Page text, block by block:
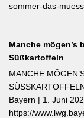
sommer-das-
bis Mitte Juli
Überwinterung
öfterblühende
darunter sofort
verlängert die
#Pflanzenpflege
Manche mögen’s
Süßkartoffeln
MANCHE
Bayern | 1. Juni
https://